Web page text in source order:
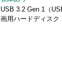
USB 3.2 Gen 1（
画用ハードディスク